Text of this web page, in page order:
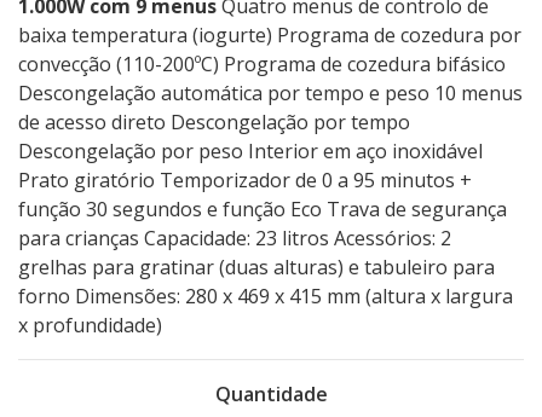
1.000W com 9 menusQuatro menus de controlo de
baixa temperatura (iogurte) Programa de cozedura por
convecção (110-200ºC) Programa de cozedura bifásico
Descongelação automática por tempo e peso 10 menus
de acesso direto Descongelação por tempo
Descongelação por peso Interior em aço inoxidável
Prato giratório Temporizador de 0 a 95 minutos +
função 30 segundos e função Eco Trava de segurança
para crianças Capacidade: 23 litros Acessórios: 2
grelhas para gratinar (duas alturas) e tabuleiro para
forno Dimensões: 280 x 469 x 415 mm (altura x largura
x profundidade)
Quantidade